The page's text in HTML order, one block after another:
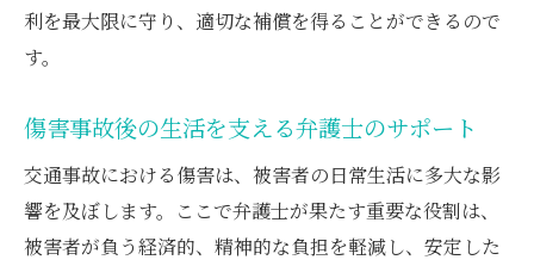
利を最大限に守り、適切な補償を得ることができるので
す。
傷害事故後の生活を支える弁護士のサポート
交通事故における傷害は、被害者の日常生活に多大な影
響を及ぼします。ここで弁護士が果たす重要な役割は、
被害者が負う経済的、精神的な負担を軽減し、安定した